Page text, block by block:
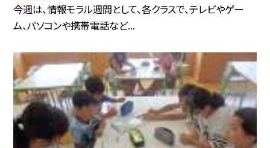
今週は、情報モラル週間として、各クラスで、テレビやゲー
ム、パソコンや携帯電話など...